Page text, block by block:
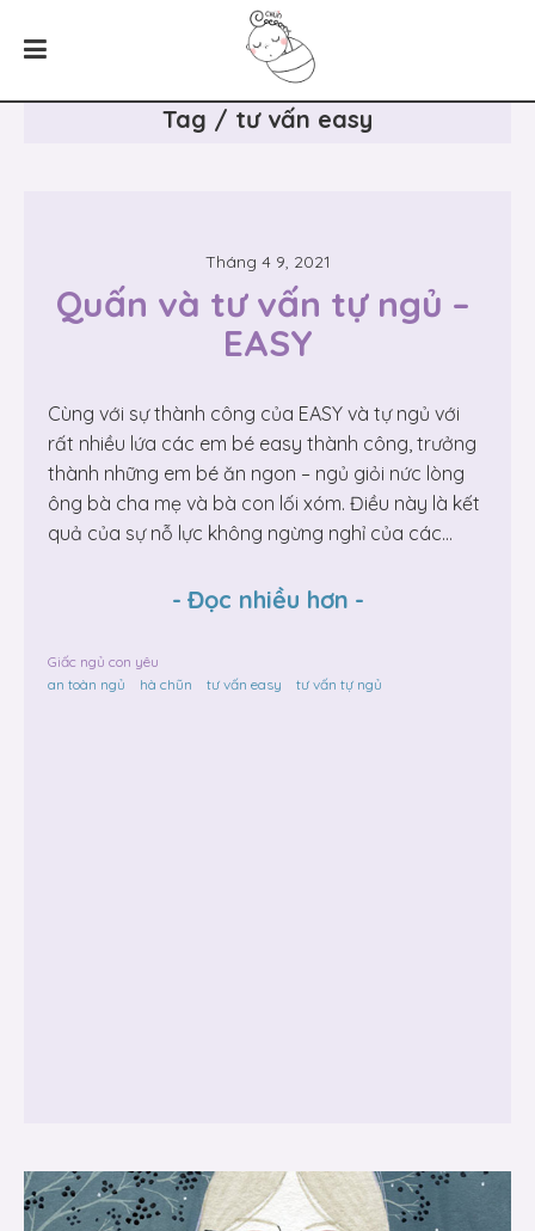
Tag / tư vấn easy
Tháng 4 9, 2021
Quấn và tư vấn tự ngủ –
EASY
Cùng với sự thành công của EASY và tự ngủ với
rất nhiều lứa các em bé easy thành công, trưởng
thành những em bé ăn ngon – ngủ giỏi nức lòng
ông bà cha mẹ và bà con lối xóm. Điều này là kết
quả của sự nỗ lực không ngừng nghỉ của các...
- Đọc nhiều hơn -
Giấc ngủ con yêu
an toàn ngủ
hà chũn tư vấn easy tư vấn tự ngủ